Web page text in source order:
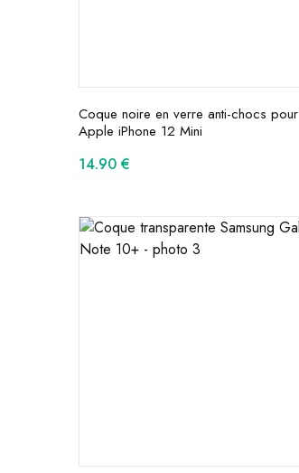
Coque noire en verre anti-chocs pour
Apple iPhone 12 Mini
14.90 €